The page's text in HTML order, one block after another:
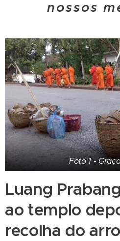
nossos
Foto 1 -
Luang
ao templo
recolha do